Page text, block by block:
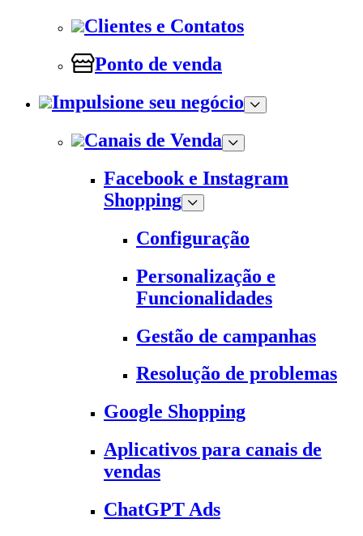
Clientes e Contatos
Ponto de venda
Impulsione seu negócio
Canais de Venda
Facebook e Instagram
Shopping
Configuração
Personalização e
Funcionalidades
Gestão de campanhas
Resolução de problemas
Google Shopping
Aplicativos para canais de
vendas
ChatGPT Ads